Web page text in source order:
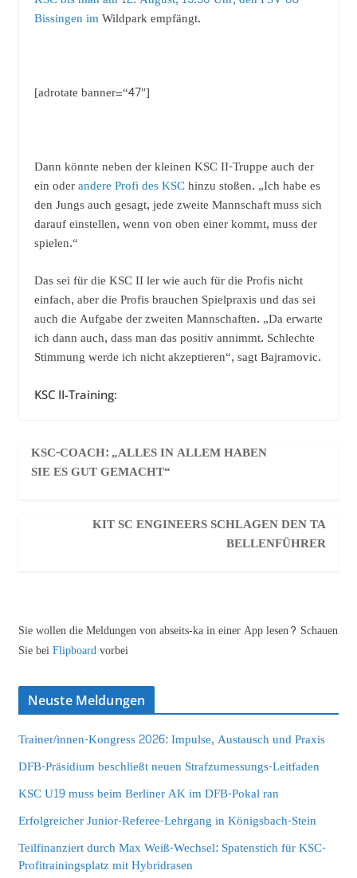
Bissingen imWildpark empfängt.
[adrotate banner=“47″]
Dann könnte neben der kleinen KSC II-Truppe auch der
ein oderandere Profi des KSChinzu stoßen. „Ich habe es
den Jungs auch gesagt, jede zweite Mannschaft muss sich
darauf einstellen, wenn von oben einer kommt, muss der
spielen.“
Das sei für die KSC II ler wie auch für die Profis nicht
einfach, aber die Profis brauchen Spielpraxis und das sei
auch die Aufgabe der zweiten Mannschaften. „Da erwarte
ich dann auch, dass man das positiv annimmt. Schlechte
Stimmung werde ich nicht akzeptieren“, sagt Bajramovic.
KSC II-Training:
KSC-COACH: „ALLES IN ALLEM HABEN
SIE ES GUT GEMACHT“
KIT SC ENGINEERS SCHLAGEN DEN TA
BELLENFÜHRER
Sie wollen die Meldungen von abseits-ka in einer App lesen? Schauen
Sie beiFlipboardvorbei
Neuste Meldungen
Trainer/innen-Kongress 2026: Impulse, Austausch und Praxis
DFB-Präsidium beschließt neuen Strafzumessungs-Leitfaden
KSC U19 muss beim Berliner AK im DFB-Pokal ran
Erfolgreicher Junior-Referee-Lehrgang in Königsbach-Stein
Teilfinanziert durch Max Weiß-Wechsel: Spatenstich für KSC-
Profitrainingsplatz mit Hybridrasen